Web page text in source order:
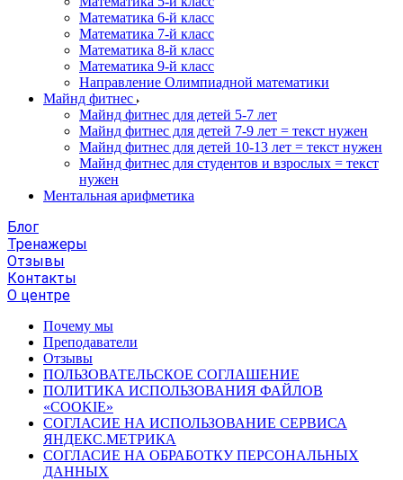
Математика 6-й класс
Математика 7-й класс
Математика 8-й класс
Математика 9-й класс
Направление Олимпиадной математики
Майнд фитнес
Майнд фитнес для детей 5-7 лет
Майнд фитнес для детей 7-9 лет = текст нужен
Майнд фитнес для детей 10-13 лет = текст нужен
Майнд фитнес для студентов и взрослых = текст
нужен
Ментальная арифметика
Блог
Тренажеры
Отзывы
Контакты
О центре
Почему мы
Преподаватели
Отзывы
ПОЛЬЗОВАТЕЛЬСКОЕ СОГЛАШЕНИЕ
ПОЛИТИКА ИСПОЛЬЗОВАНИЯ ФАЙЛОВ
«COOKIE»
СОГЛАСИЕ НА ИСПОЛЬЗОВАНИЕ СЕРВИСА
ЯНДЕКС.МЕТРИКА
СОГЛАСИЕ НА ОБРАБОТКУ ПЕРСОНАЛЬНЫХ
ДАННЫХ